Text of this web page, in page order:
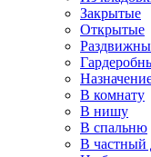
Закрытые
Открытые
В комнату
В нишу
В спальню
В частный